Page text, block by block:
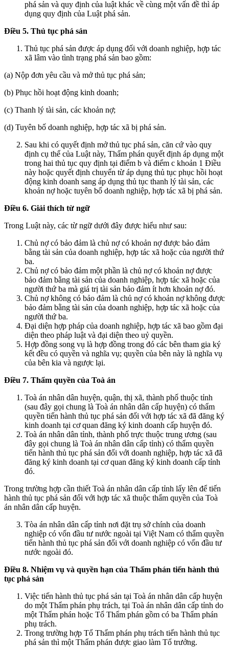
phá sản và quy định của luật khác về cùng một vấn đề thì áp
dụng quy định của Luật phá sản.
Điều 5. Thủ tục phá sản
Thủ tục phá sản được áp dụng đối với doanh nghiệp, hợp tác
xã lâm vào tình trạng phá sản bao gồm:
(a) Nộp đơn yêu cầu và mở thủ tục phá sản;
(b) Phục hồi hoạt động kinh doanh;
(c) Thanh lý tài sản, các khoản nợ;
(d) Tuyên bố doanh nghiệp, hợp tác xã bị phá sản.
Sau khi có quyết định mở thủ tục phá sản, căn cứ vào quy
định cụ thể của Luật này, Thẩm phán quyết định áp dụng một
trong hai thủ tục quy định tại điểm b và điểm c khoản 1 Điều
này hoặc quyết định chuyển từ áp dụng thủ tục phục hồi hoạt
động kinh doanh sang áp dụng thủ tục thanh lý tài sản, các
khoản nợ hoặc tuyên bố doanh nghiệp, hợp tác xã bị phá sản.
Điều 6. Giải thích từ ngữ
Trong Luật này, các từ ngữ dưới đây được hiểu như sau:
Chủ nợ có bảo đảm là chủ nợ có khoản nợ được bảo đảm
bằng tài sản của doanh nghiệp, hợp tác xã hoặc của người thứ
ba.
Chủ nợ có bảo đảm một phần là chủ nợ có khoản nợ được
bảo đảm bằng tài sản của doanh nghiệp, hợp tác xã hoặc của
người thứ ba mà giá trị tài sản bảo đảm ít hơn khoản nợ đó.
Chủ nợ không có bảo đảm là chủ nợ có khoản nợ không được
bảo đảm bằng tài sản của doanh nghiệp, hợp tác xã hoặc của
người thứ ba.
Đại diện hợp pháp của doanh nghiệp, hợp tác xã bao gồm đại
diện theo pháp luật và đại diện theo uỷ quyền.
Hợp đồng song vụ là hợp đồng trong đó các bên tham gia ký
kết đều có quyền và nghĩa vụ; quyền của bên này là nghĩa vụ
của bên kia và ngược lại.
Điều 7. Thẩm quyền của Toà án
Toà án nhân dân huyện, quận, thị xã, thành phố thuộc tỉnh
(sau đây gọi chung là Toà án nhân dân cấp huyện) có thẩm
quyền tiến hành thủ tục phá sản đối với hợp tác xã đã đăng ký
kinh doanh tại cơ quan đăng ký kinh doanh cấp huyện đó.
Toà án nhân dân tỉnh, thành phố trực thuộc trung ương (sau
đây gọi chung là Toà án nhân dân cấp tỉnh) có thẩm quyền
tiến hành thủ tục phá sản đối với doanh nghiệp, hợp tác xã đã
đăng ký kinh doanh tại cơ quan đăng ký kinh doanh cấp tỉnh
đó.
Trong trường hợp cần thiết Toà án nhân dân cấp tỉnh lấy lên để tiến
hành thủ tục phá sản đối với hợp tác xã thuộc thẩm quyền của Toà
án nhân dân cấp huyện.
Tòa án nhân dân cấp tỉnh nơi đặt trụ sở chính của doanh
nghiệp có vốn đầu tư nước ngoài tại Việt Nam có thẩm quyền
tiến hành thủ tục phá sản đối với doanh nghiệp có vốn đầu tư
nước ngoài đó.
Điều 8. Nhiệm vụ và quyền hạn của Thẩm phán tiến hành thủ
tục phá sản
Việc tiến hành thủ tục phá sản tại Toà án nhân dân cấp huyện
do một Thẩm phán phụ trách, tại Toà án nhân dân cấp tỉnh do
một Thẩm phán hoặc Tổ Thẩm phán gồm có ba Thẩm phán
phụ trách.
Trong trường hợp Tổ Thẩm phán phụ trách tiến hành thủ tục
phá sản thì một Thẩm phán được giao làm Tổ trưởng.